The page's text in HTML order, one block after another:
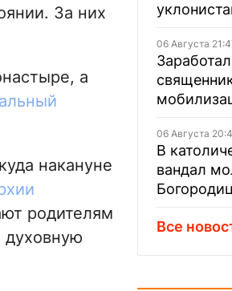
За них
а
накануне
родителям
духовную
06 Августа
06 Августа
В
вандал
Все